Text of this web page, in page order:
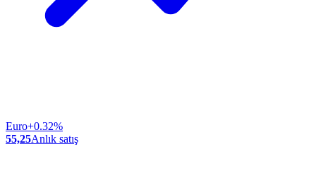
Euro+0.32%
55,25Anlık satış